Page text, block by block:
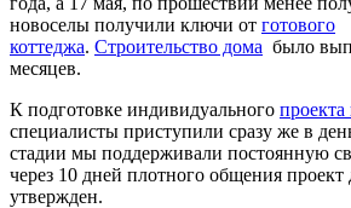
новоселы получили ключи от готового
коттеджа. Строительство дома было
месяцев.
К подготовке индивидуального проекта
специалисты приступили сразу же в
стадии мы поддерживали постоянную
через 10 дней плотного общения
утвержден.